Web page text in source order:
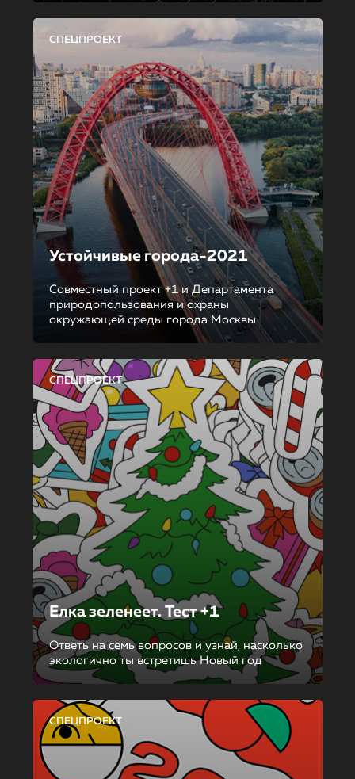
СПЕЦПРОЕКТ
Устойчивые города-2021
Совместный проект +1 и Департамента
природопользования и охраны
окружающей среды города Москвы
СПЕЦПРОЕКТ
Елка зеленеет. Тест +1
Ответь на семь вопросов и узнай, насколько
экологично ты встретишь Новый год
СПЕЦПРОЕКТ